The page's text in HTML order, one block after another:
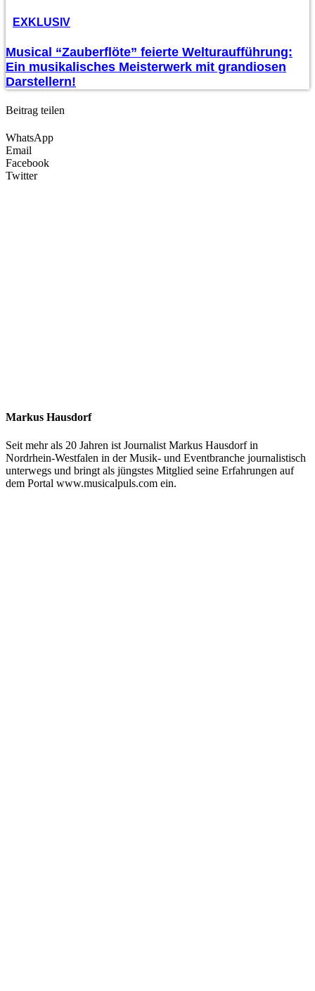
EXKLUSIV
Musical “Zauberflöte” feierte Welturaufführung:
Ein musikalisches Meisterwerk mit grandiosen
Darstellern!
Beitrag teilen
WhatsApp
Email
Facebook
Twitter
Markus Hausdorf
Seit mehr als 20 Jahren ist Journalist Markus Hausdorf in
Nordrhein-Westfalen in der Musik- und Eventbranche journalistisch
unterwegs und bringt als jüngstes Mitglied seine Erfahrungen auf
dem Portal www.musicalpuls.com ein.